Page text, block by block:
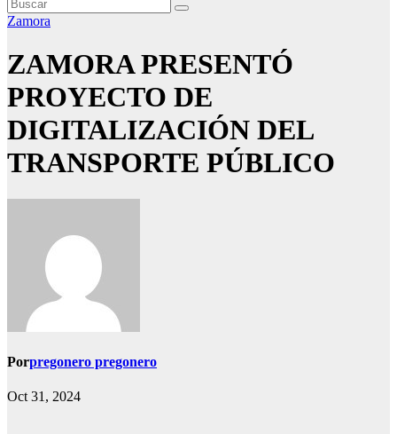
Zamora
ZAMORA PRESENTÓ
PROYECTO DE
DIGITALIZACIÓN DEL
TRANSPORTE PÚBLICO
Porpregonero pregonero
Oct 31, 2024